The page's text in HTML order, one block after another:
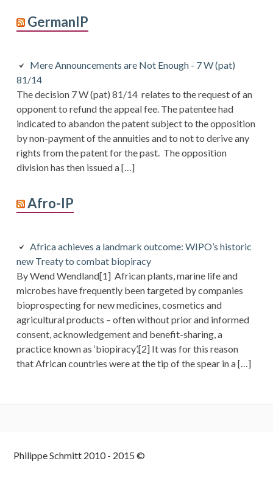
GermanIP
Mere Announcements are Not Enough - 7 W (pat)
81/14
The decision 7 W (pat) 81/14 relates to the request of an
opponent to refund the appeal fee. The patentee had
indicated to abandon the patent subject to the opposition
by non-payment of the annuities and to not to derive any
rights from the patent for the past. The opposition
division has then issued a […]
Afro-IP
Africa achieves a landmark outcome: WIPO’s historic
new Treaty to combat biopiracy
By Wend Wendland[1] African plants, marine life and
microbes have frequently been targeted by companies
bioprospecting for new medicines, cosmetics and
agricultural products – often without prior and informed
consent, acknowledgement and benefit-sharing, a
practice known as ‘biopiracy’.[2] It was for this reason
that African countries were at the tip of the spear in a […]
Colonne
Philippe Schmitt 2010 - 2015 ©